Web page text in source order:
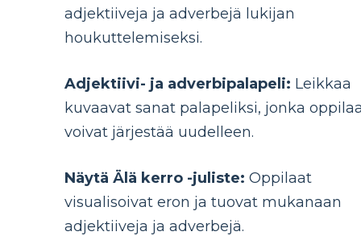
adjektiiveja ja adverbejä lukijan
houkuttelemiseksi.
Adjektiivi- ja adverbipalapeli: Leikkaa
kuvaavat sanat palapeliksi, jonka
voivat järjestää uudelleen.
Näytä Älä kerro -juliste: Oppilaat
visualisoivat eron ja tuovat mukanaan
adjektiiveja ja adverbejä.